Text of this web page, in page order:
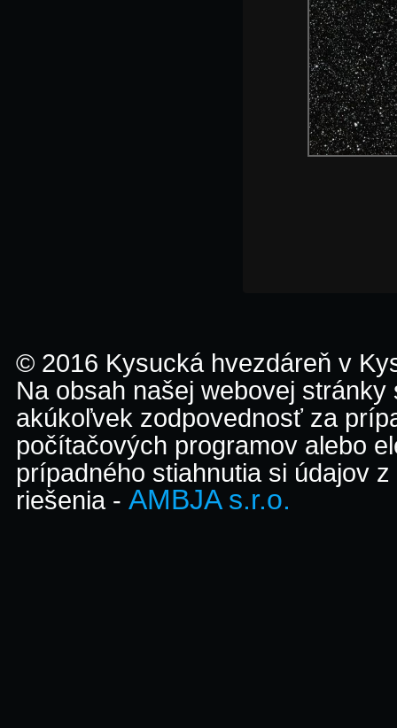
© 2016 Kysucká hvezdáreň v
Na obsah našej webovej
akúkoľvek zodpovednosť za
počítačových programov alebo
prípadného stiahnutia si údajov
riešenia - AMBJA s.r.o.